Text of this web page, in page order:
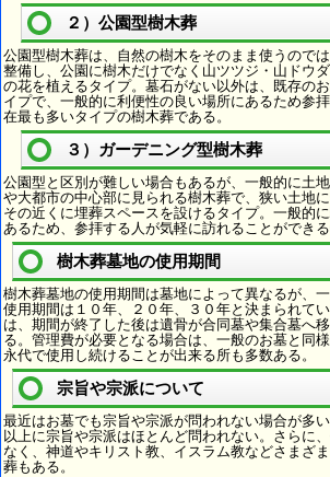
２）公園型樹木葬
公園型樹木葬は、自然の樹木をそのまま使うので
整備し、公園に樹木だけでなく山ツツジ・山ドウ
の花を植えるタイプ。墓石がない以外は、既存の
イプで、一般的に利便性の良い場所にあるため参
在最も多いタイプの樹木葬である。
３）ガーデニング型樹木葬
公園型と区別が難しい場合もあるが、一般的に土
や大都市の中心部に見られる樹木葬で、狭い土地
その近くに埋葬スペースを設けるタイプ。一般的
あるため、参拝する人が気軽に訪れることができる
樹木葬墓地の使用期間
樹木葬墓地の使用期間は墓地によって異なるが、
使用期間は１０年、２０年、３０年と決まられて
は、期間が終了した後は遺骨が合同墓や集合墓へ
る。管理費が必要となる場合は、一般のお墓と同
永代で使用し続けることが出来る所も多数ある。
宗旨や宗派について
最近はお墓でも宗旨や宗派が問われない場合が多
以上に宗旨や宗派はほとんど問われない。さらに
なく、神道やキリスト教、イスラム教などさまざ
葬もある。